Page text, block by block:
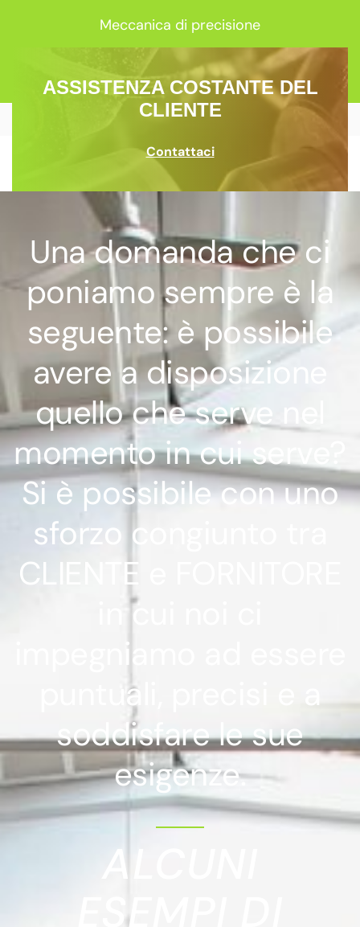
Meccanica di precisione
ASSISTENZA COSTANTE DEL
CLIENTE
Contattaci
Una domanda che ci
poniamo sempre è la
seguente: è possibile
avere a disposizione
quello che serve nel
momento in cui serve?
Si è possibile con uno
sforzo congiunto tra
CLIENTE e FORNITORE
in cui noi ci
impegniamo ad essere
puntuali, precisi e a
soddisfare le sue
esigenze.
ALCUNI
ESEMPI DI